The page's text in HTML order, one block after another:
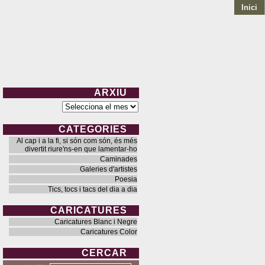
Inici
ARXIU
CATEGORIES
Al cap i a la fi, si són com són, és més
divertit riure'ns-en que lamentar-ho
Caminades
Galeries d'artistes
Poesia
Tics, tocs i tacs del dia a dia
CARICATURES
Caricatures Blanc i Negre
Caricatures Color
CERCAR